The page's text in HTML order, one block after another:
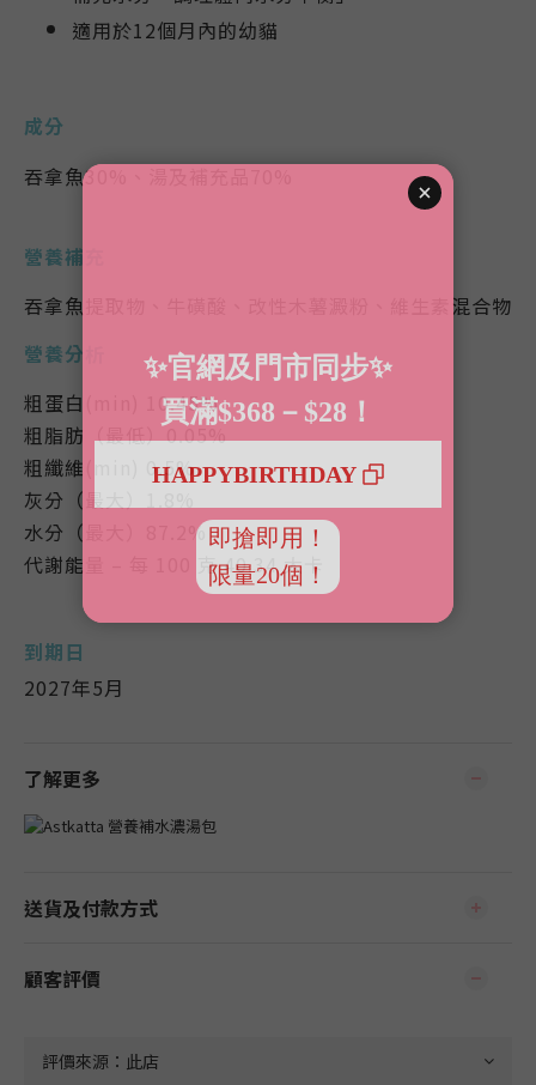
適用於12個月內的幼貓
成分
吞拿魚30%
營養補充
吞拿魚提取物、牛磺酸、改性木薯澱粉、維生素混合物
營養分析
粗蛋白(min) 10.45%
粗脂肪（最低）0.05%
粗纖維(min) 0.5%
灰分（最大）1.8%
水分（最大）87.2%
代謝能量 – 每 100 克 40.34 大卡
到期日
2027年5月
了解更多
送貨及付款方式
顧客評價